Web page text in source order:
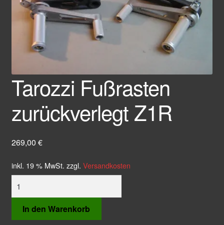
Tarozzi Fußrasten
zurückverlegt Z1R
269,00 €
inkl. 19 % MwSt. zzgl. Versandkosten
Fußrasten
zurückverlegt
Z1R
In den Warenkorb